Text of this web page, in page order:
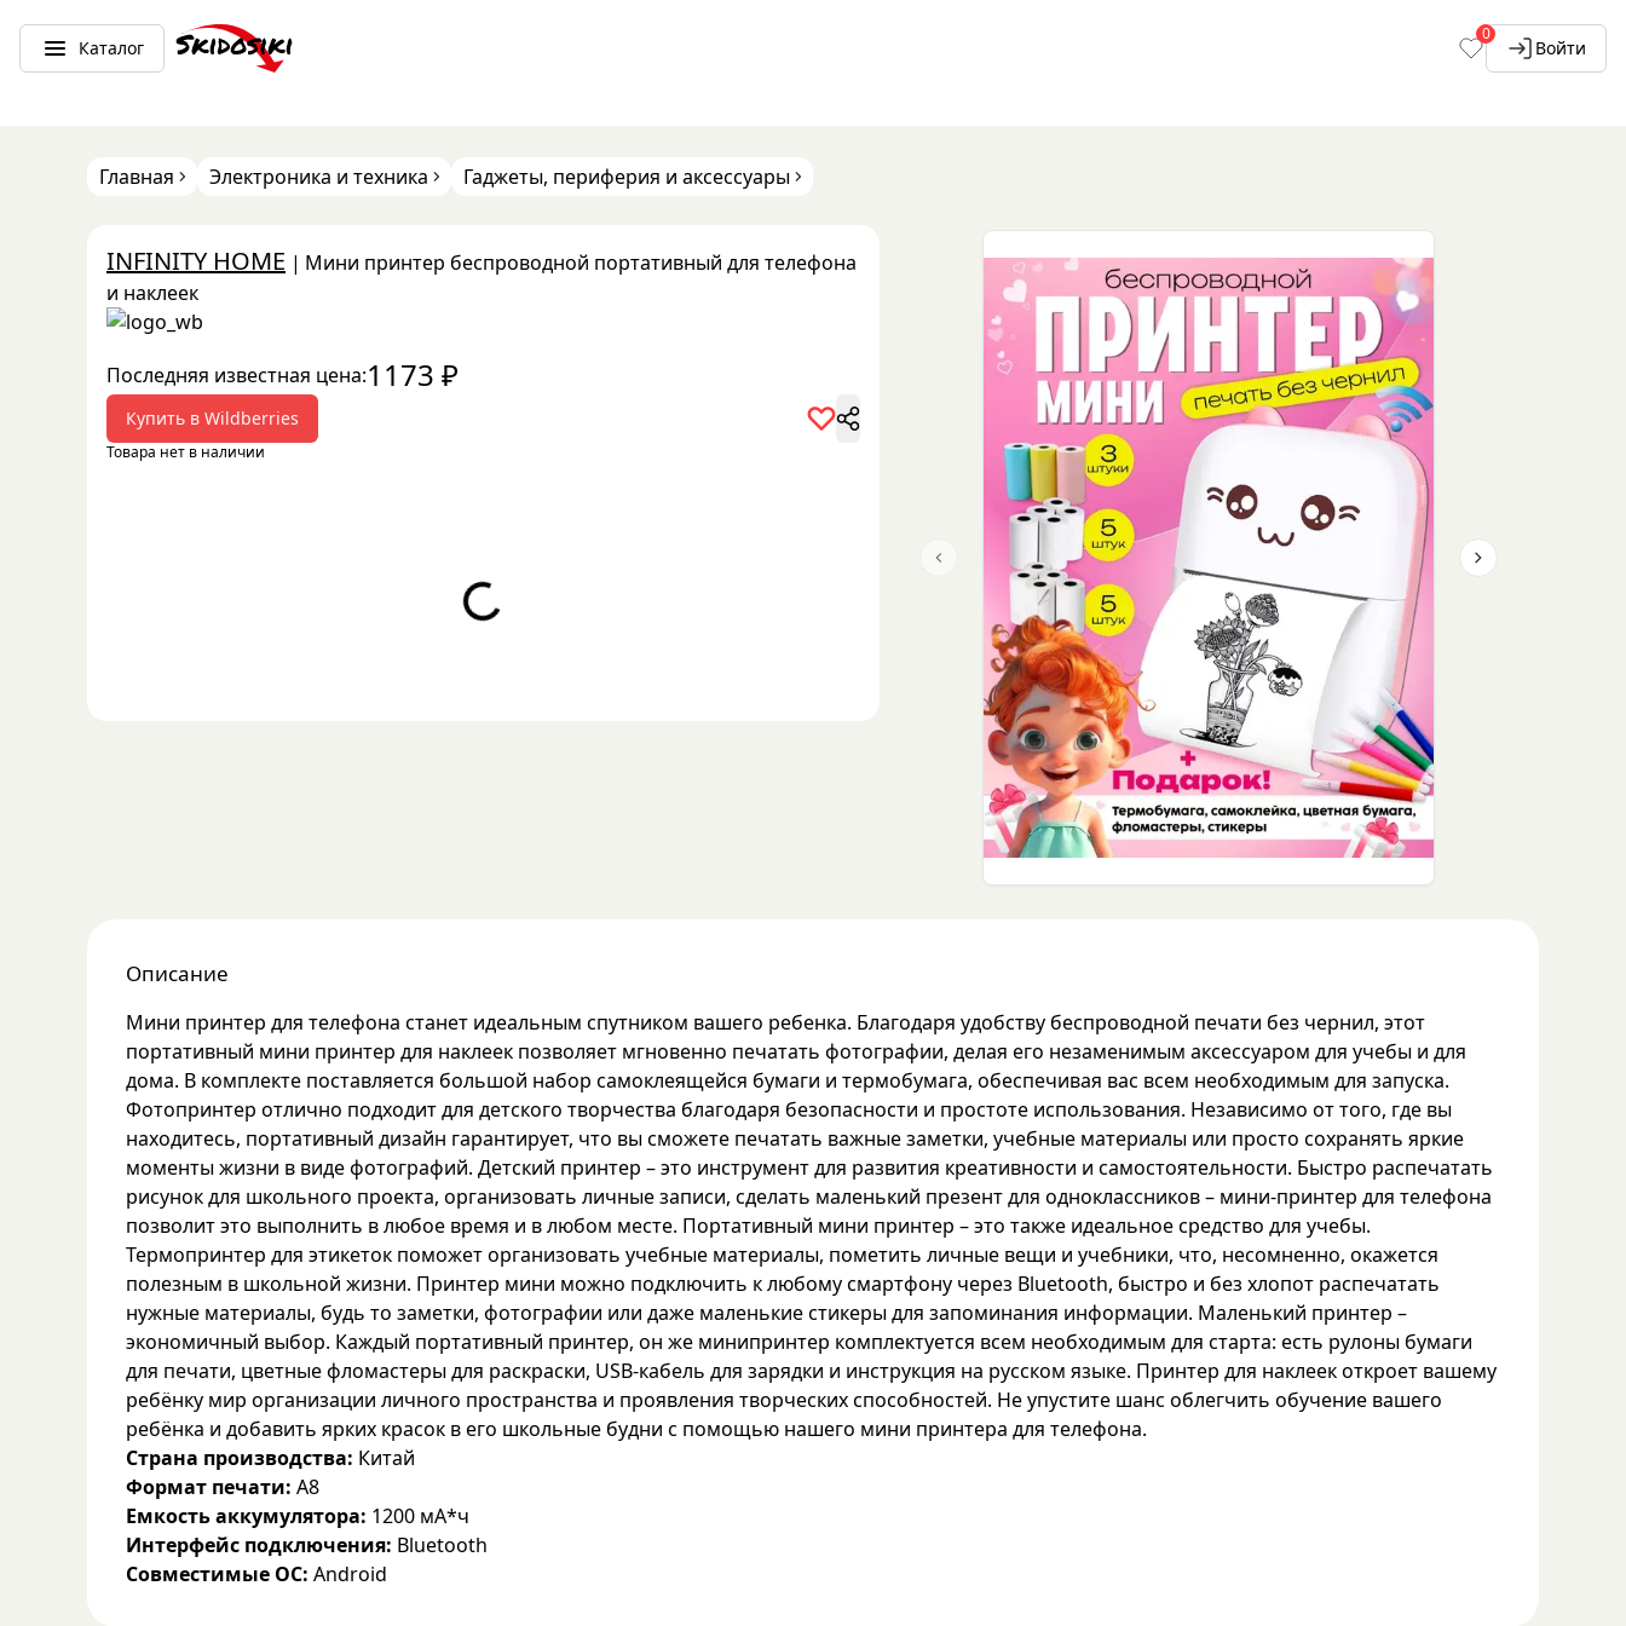
Каталог
0
Войти
Главная Электроника и техника Гаджеты, периферия и аксессуары
INFINITY HOME | Мини принтер беспроводной портативный для телефона
и наклеек
Последняя известная цена:1173 ₽
Купить в Wildberries
Товара нет в наличии
Loading...
Previous slide Next slide
Описание
Мини принтер для телефона станет идеальным спутником вашего ребенка. Благодаря удобству беспроводной печати без чернил, этот
портативный мини принтер для наклеек позволяет мгновенно печатать фотографии, делая его незаменимым аксессуаром для учебы и для
дома. В комплекте поставляется большой набор самоклеящейся бумаги и термобумага, обеспечивая вас всем необходимым для запуска.
Фотопринтер отлично подходит для детского творчества благодаря безопасности и простоте использования. Независимо от того, где вы
находитесь, портативный дизайн гарантирует, что вы сможете печатать важные заметки, учебные материалы или просто сохранять яркие
моменты жизни в виде фотографий. Детский принтер – это инструмент для развития креативности и самостоятельности. Быстро распечатать
рисунок для школьного проекта, организовать личные записи, сделать маленький презент для одноклассников – мини-принтер для телефона
позволит это выполнить в любое время и в любом месте. Портативный мини принтер – это также идеальное средство для учебы.
Термопринтер для этикеток поможет организовать учебные материалы, пометить личные вещи и учебники, что, несомненно, окажется
полезным в школьной жизни. Принтер мини можно подключить к любому смартфону через Bluetooth, быстро и без хлопот распечатать
нужные материалы, будь то заметки, фотографии или даже маленькие стикеры для запоминания информации. Маленький принтер –
экономичный выбор. Каждый портативный принтер, он же минипринтер комплектуется всем необходимым для старта: есть рулоны бумаги
для печати, цветные фломастеры для раскраски, USB-кабель для зарядки и инструкция на русском языке. Принтер для наклеек откроет вашему
ребёнку мир организации личного пространства и проявления творческих способностей. Не упустите шанс облегчить обучение вашего
ребёнка и добавить ярких красок в его школьные будни с помощью нашего мини принтера для телефона.
Страна производства: Китай
Формат печати: A8
Емкость аккумулятора: 1200 мА*ч
Интерфейс подключения: Bluetooth
Совместимые ОС: Android